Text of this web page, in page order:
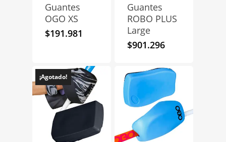
Guantes
OGO XS
$191.981
Guantes
ROBO PLUS
Large
$901.296
¡Agotado!